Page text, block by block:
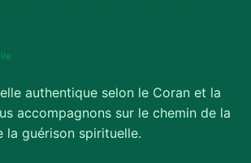
authentique selon le Coran et la
accompagnons sur le chemin de la
guérison spirituelle.